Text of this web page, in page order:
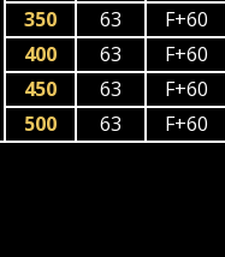
350
63 F+60
400
63 F+60
450
63 F+60
500
63 F+60